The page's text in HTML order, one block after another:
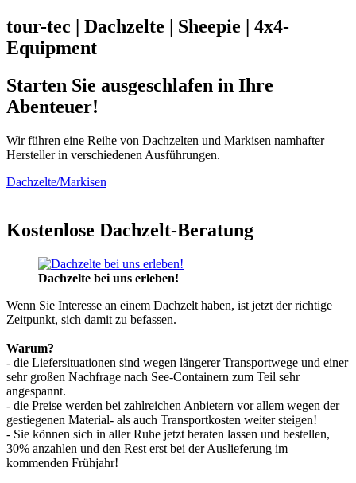
tour-tec | Dachzelte | Sheepie | 4x4-
Equipment
Starten Sie ausgeschlafen in Ihre
Abenteuer!
Wir führen eine Reihe von Dachzelten und Markisen namhafter
Hersteller in verschiedenen Ausführungen.
Dachzelte/Markisen
Kostenlose Dachzelt-Beratung
Dachzelte bei uns erleben!
Wenn Sie Interesse an einem Dachzelt haben, ist jetzt der richtige
Zeitpunkt, sich damit zu befassen.
Warum?
- die Liefersituationen sind wegen längerer Transportwege und einer
sehr großen Nachfrage nach See-Containern zum Teil sehr
angespannt.
- die Preise werden bei zahlreichen Anbietern vor allem wegen der
gestiegenen Material- als auch Transportkosten weiter steigen!
- Sie können sich in aller Ruhe jetzt beraten lassen und bestellen,
30% anzahlen und den Rest erst bei der Auslieferung im
kommenden Frühjahr!